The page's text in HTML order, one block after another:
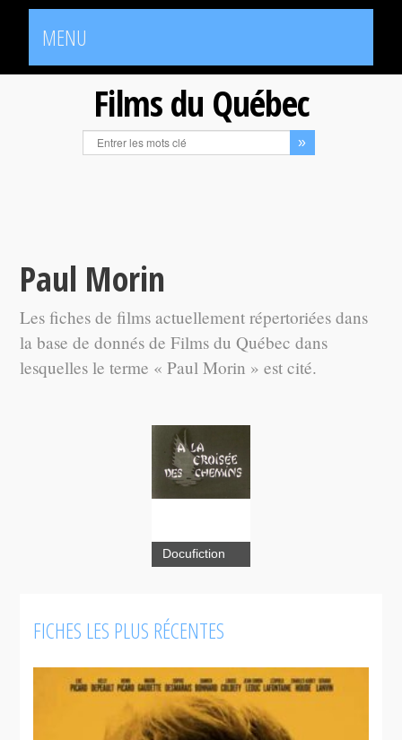
MENU
Films du Québec
Paul Morin
Les fiches de films actuellement répertoriées dans
la base de donnés de Films du Québec dans
lesquelles le terme « Paul Morin » est cité.
Docufiction
FICHES LES PLUS RÉCENTES